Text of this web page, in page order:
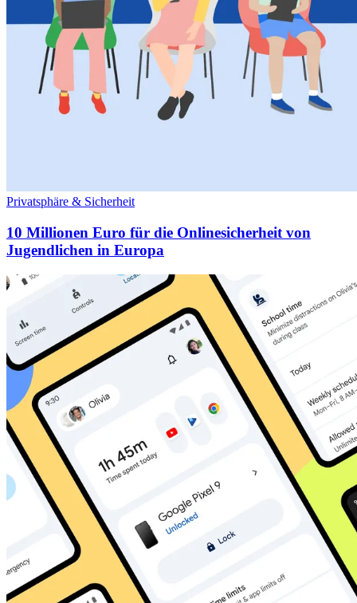
Privatsphäre & Sicherheit
10 Millionen Euro für die Onlinesicherheit von
Jugendlichen in Europa